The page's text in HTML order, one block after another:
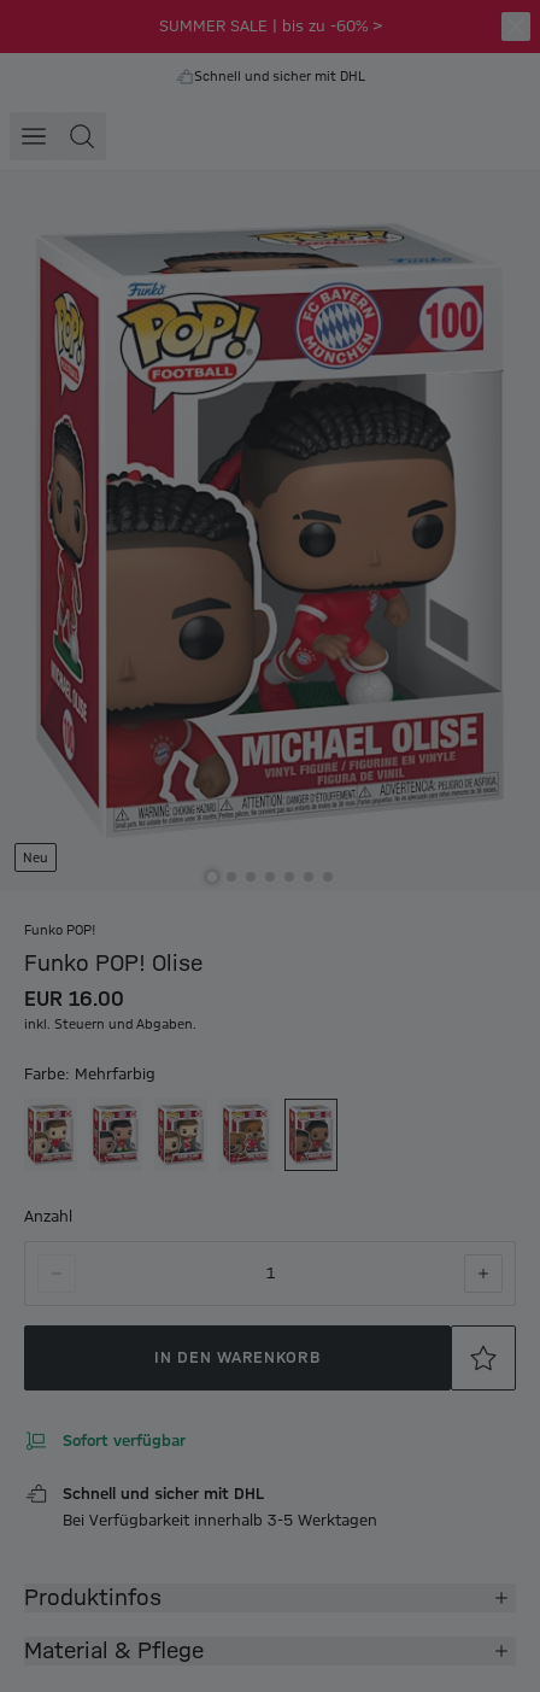
SUMMER SALE | bis zu -60% >
Schnell und sicher mit DHL
Neu
Funko POP!
Funko POP! Olise
EUR 16.00
inkl. Steuern und Abgaben.
Farbe: Mehrfarbig
Anzahl
1
IN DEN WARENKORB
Sofort verfügbar
Schnell und sicher mit DHL
Bei Verfügbarkeit innerhalb 3-5 Werktagen
Produktinfos
Material & Pflege